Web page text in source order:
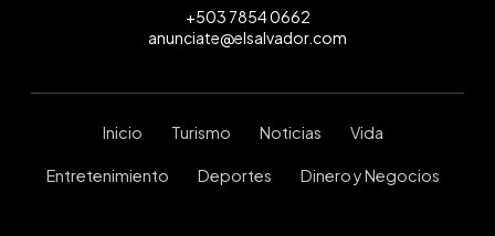
+503 7854 0662
anunciate@elsalvador.com
Inicio Turismo Noticias Vida
Entretenimiento Deportes Dinero y Negocios